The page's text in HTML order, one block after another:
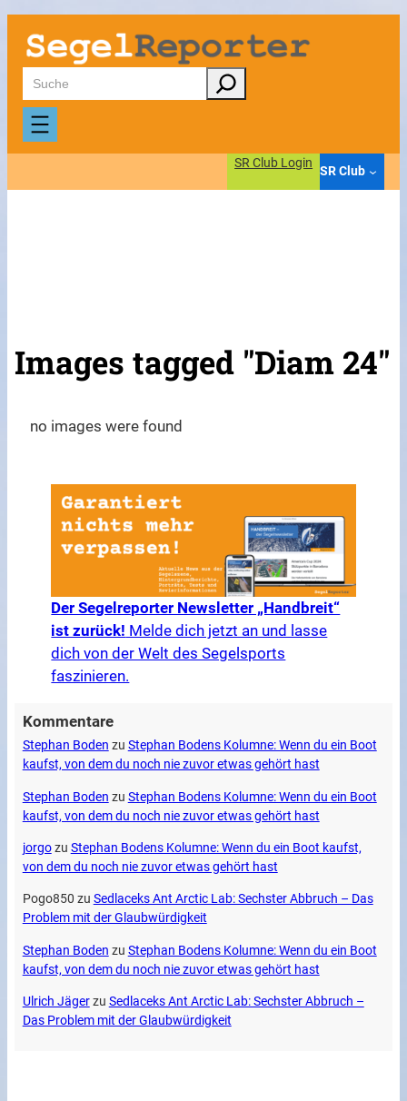
Suchen
SR Club Login
SR Club
Images tagged "Diam 24"
no images were found
Der Segelreporter Newsletter „Handbreit“
ist zurück! Melde dich jetzt an und lasse
dich von der Welt des Segelsports
faszinieren.
Kommentare
Stephan Boden zu Stephan Bodens Kolumne: Wenn du ein Boot
kaufst, von dem du noch nie zuvor etwas gehört hast
Stephan Boden zu Stephan Bodens Kolumne: Wenn du ein Boot
kaufst, von dem du noch nie zuvor etwas gehört hast
jorgozu Stephan Bodens Kolumne: Wenn du ein Boot kaufst,
von dem du noch nie zuvor etwas gehört hast
Pogo850 zu Sedlaceks Ant Arctic Lab: Sechster Abbruch – Das
Problem mit der Glaubwürdigkeit
Stephan Boden zu Stephan Bodens Kolumne: Wenn du ein Boot
kaufst, von dem du noch nie zuvor etwas gehört hast
Ulrich Jägerzu Sedlaceks Ant Arctic Lab: Sechster Abbruch –
Das Problem mit der Glaubwürdigkeit